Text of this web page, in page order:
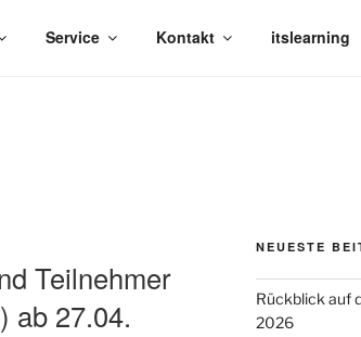
Service Kontakt itslearning
Teilnehmer
ab 27.04.
NEUESTE
Rückblick auf
2026